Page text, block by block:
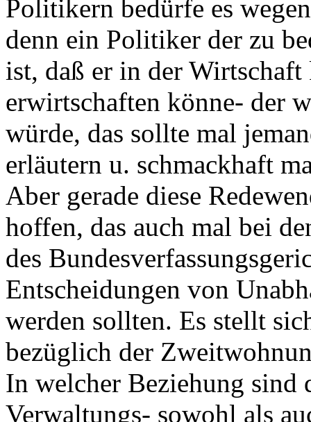
Politikern bedürfe es
denn ein Politiker der zu
ist, daß er in der
erwirtschaften könne- der
würde, das sollte mal
erläutern u. schmackhaft
Aber gerade diese
hoffen, das auch mal bei
des
Entscheidungen von
werden sollten. Es stellt
bezüglich der
In welcher Beziehung sind
Verwaltungs- sowohl als